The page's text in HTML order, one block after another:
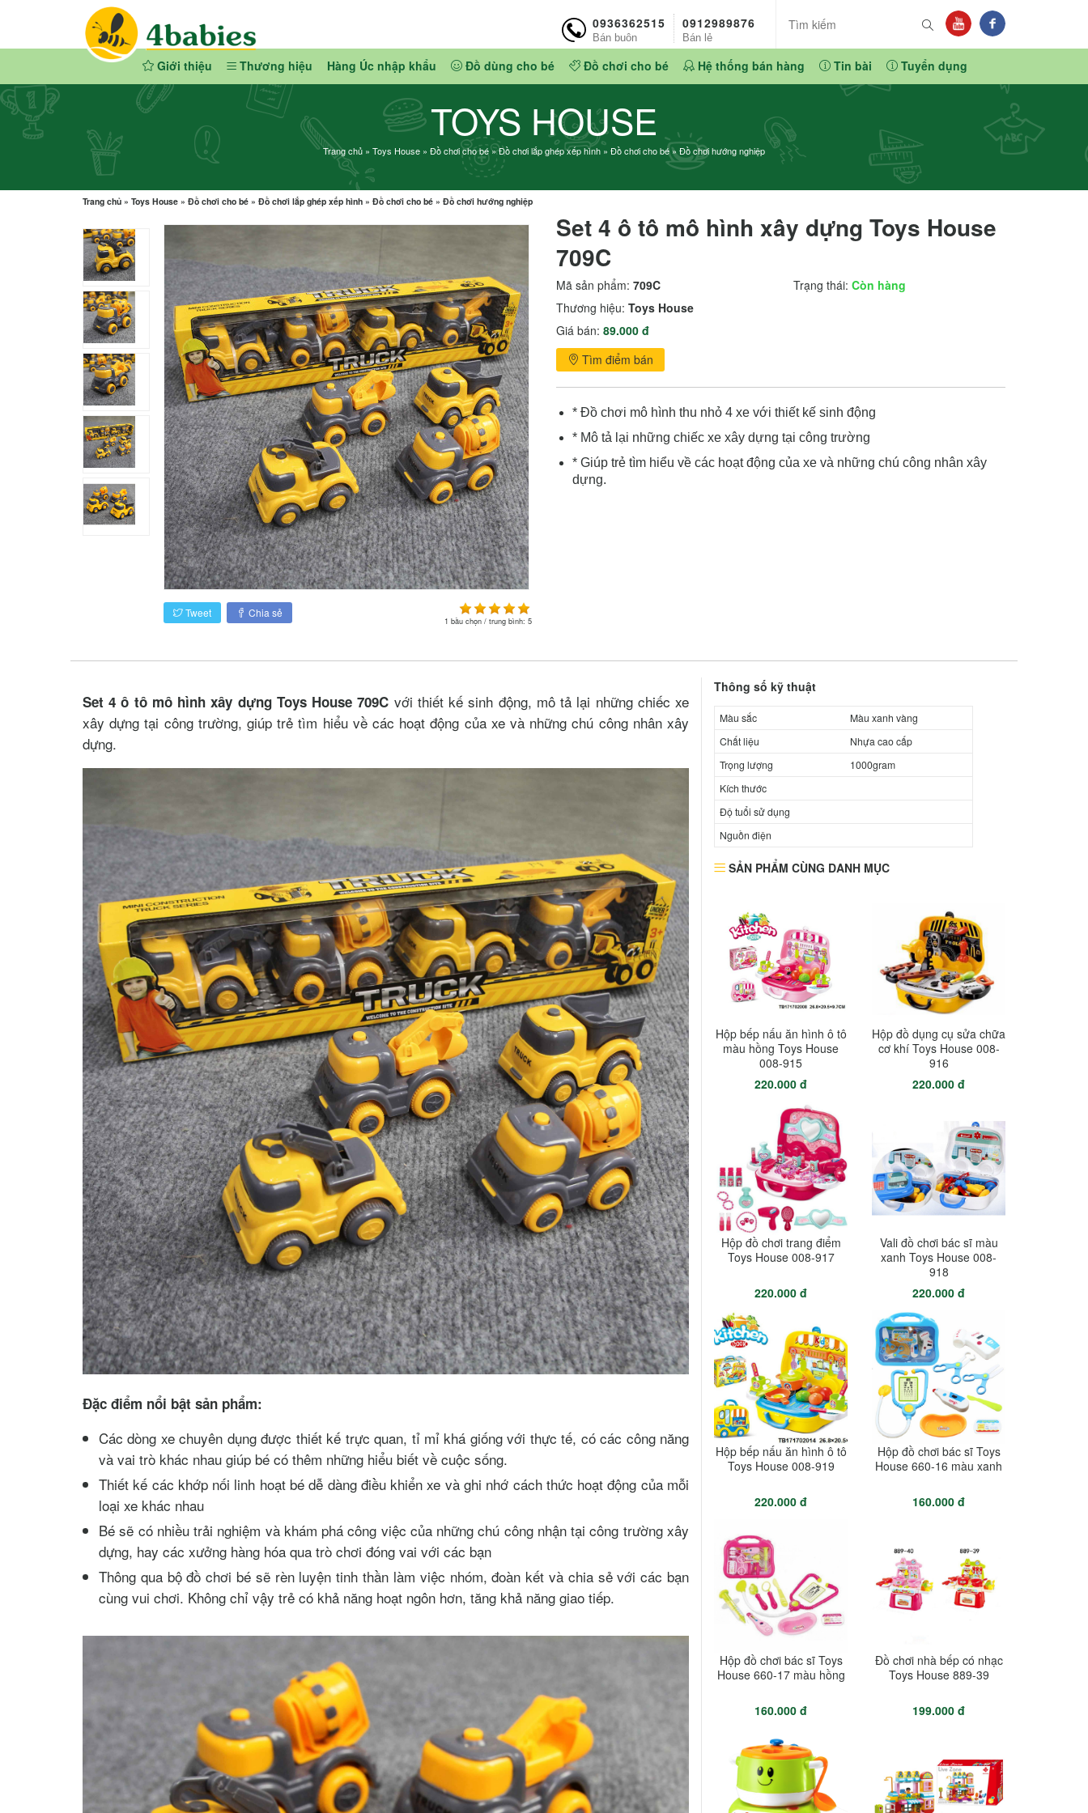
0936362515
Bán buôn
0912989876
Bán lẻ
Giới thiệu Thương hiệu Hàng Úc nhập khẩu Đồ dùng cho bé Đồ chơi cho bé Hệ thống bán hàng Tin bài Tuyển dụng
TOYS HOUSE
Trang chủ » Toys House » Đồ chơi cho bé»Đồ chơi lắp ghép xếp hình » Đồ chơi cho bé»Đồ chơi hướng nghiệp
Trang chủ » Toys House » Đồ chơi cho bé » Đồ chơi lắp ghép xếp hình » Đồ chơi cho bé » Đồ chơi hướng nghiệp
Set 4 ô tô mô hình xây dựng Toys House
709C
Mã sản phẩm: 709C Trạng thái: Còn hàng
Thương hiệu: Toys House
Giá bán: 89.000 đ
Tìm điểm bán
1 bầu chọn / trung bình: 5
Tweet Chia sẻ
* Đồ chơi mô hình thu nhỏ 4 xe với thiết kế sinh động
* Mô tả lại những chiếc xe xây dựng tại công trường
* Giúp trẻ tìm hiểu về các hoạt động của xe và những chú công nhân xây
dựng.
Set 4 ô tô mô hình xây dựng Toys House 709C với thiết kế sinh động, mô tả lại những chiếc xe
xây dựng tại công trường, giúp trẻ tìm hiểu về các hoạt động của xe và những chú công nhân xây
dựng.
Đặc điểm nổi bật sản phẩm:
Các dòng xe chuyên dụng được thiết kế trực quan, tỉ mỉ khá giống với thực tế, có các công năng
và vai trò khác nhau giúp bé có thêm những hiểu biết về cuộc sống.
Thiết kế các khớp nối linh hoạt bé dễ dàng điều khiển xe và ghi nhớ cách thức hoạt động của mỗi
loại xe khác nhau
Bé sẽ có nhiều trải nghiệm và khám phá công việc của những chú công nhận tại công trường xây
dựng, hay các xưởng hàng hóa qua trò chơi đóng vai với các bạn
Thông qua bộ đồ chơi bé sẽ rèn luyện tinh thần làm việc nhóm, đoàn kết và chia sẻ với các bạn
cùng vui chơi. Không chỉ vậy trẻ có khả năng hoạt ngôn hơn, tăng khả năng giao tiếp.
Thông số kỹ thuật
Màu sắc
Màu xanh vàng
Chất liệu
Nhựa cao cấp
Trọng lượng
1000gram
Kích thước
Độ tuổi sử dụng
Nguồn điện
SẢN PHẨM CÙNG DANH MỤC
Hộp bếp nấu ăn hình ô tô
màu hồng Toys House
008-915
220.000 đ
Hộp đồ dụng cụ sửa chữa
cơ khí Toys House 008-
916
220.000 đ
Hộp đồ chơi trang điểm
Toys House 008-917
220.000 đ
Vali đồ chơi bác sĩ màu
xanh Toys House 008-
918
220.000 đ
Hộp bếp nấu ăn hình ô tô
Toys House 008-919
220.000 đ
Hộp đồ chơi bác sĩ Toys
House 660-16 màu xanh
160.000 đ
Hộp đồ chơi bác sĩ Toys
House 660-17 màu hồng
160.000 đ
Đồ chơi nhà bếp có nhạc
Toys House 889-39
199.000 đ